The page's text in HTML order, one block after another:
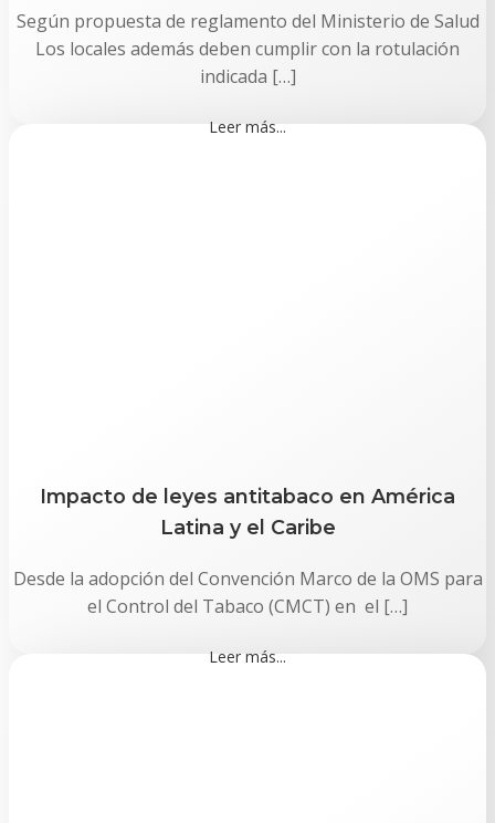
Según propuesta de reglamento del Ministerio de Salud
Los locales además deben cumplir con la rotulación
indicada […]
Leer más...
Impacto de leyes antitabaco en América
Latina y el Caribe
Desde la adopción del Convención Marco de la OMS para
el Control del Tabaco (CMCT) en el […]
Leer más...